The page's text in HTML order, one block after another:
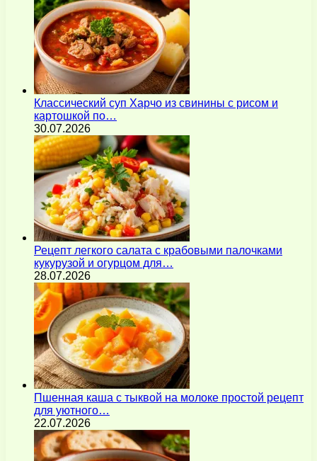
Классический суп Харчо из свинины с рисом и
картошкой по…
30.07.2026
Рецепт легкого салата с крабовыми палочками
кукурузой и огурцом для…
28.07.2026
Пшенная каша с тыквой на молоке простой рецепт
для уютного…
22.07.2026